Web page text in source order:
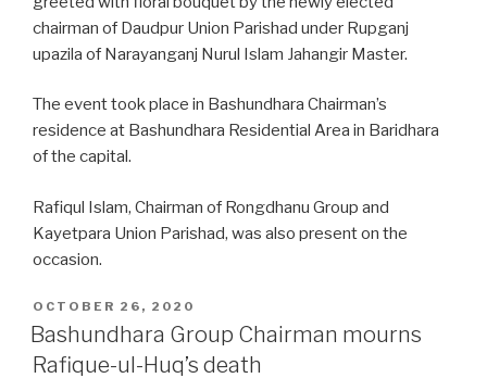
chairman of Daudpur Union Parishad under Rupganj
upazila of Narayanganj Nurul Islam Jahangir Master.
The event took place in Bashundhara Chairman’s
residence at Bashundhara Residential Area in Baridhara
of the capital.
Rafiqul Islam, Chairman of Rongdhanu Group and
Kayetpara Union Parishad, was also present on the
occasion.
POSTED
ON
OCTOBER 26, 2020
Bashundhara Group Chairman mourns
Rafique-ul-Huq’s death